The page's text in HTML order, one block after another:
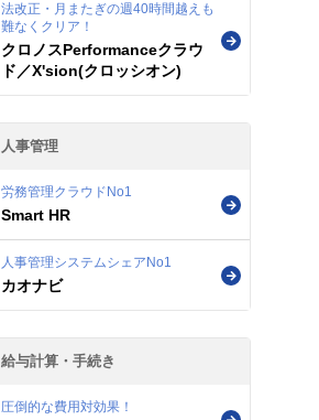
法改正・月またぎの週40時間越えも
難なくクリア！
クロノスPerformanceクラウ
ド／X'sion(クロッシオン)
人事管理
労務管理クラウドNo1
Smart HR
人事管理システムシェアNo1
カオナビ
給与計算・手続き
圧倒的な費用対効果！